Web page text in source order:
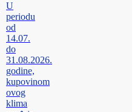
U
periodu
od
14.07.
do
31.08.2026.
godine,
kupovinom
ovog
klima